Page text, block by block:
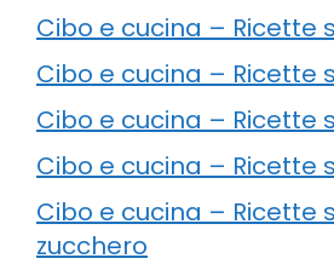
Cibo e cucina – Ricette
Cibo e cucina – Ricette
Cibo e cucina – Ricette
Cibo e cucina – Ricette
Cibo e cucina – Ricette
zucchero